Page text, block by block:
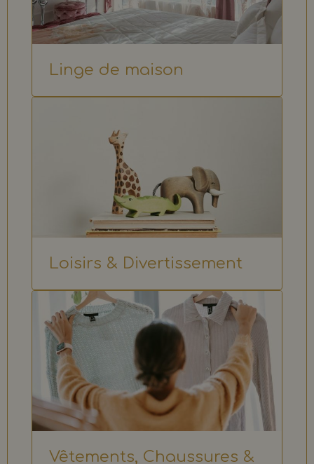
Linge de maison
Loisirs & Divertissement
Vêtements, Chaussures &